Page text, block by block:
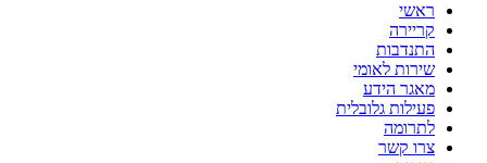
ראשי
קריירה
התנדבות
שירות לאומי
מאגר הידע
פעילות גלובלית
לתרומה
צרו קשר